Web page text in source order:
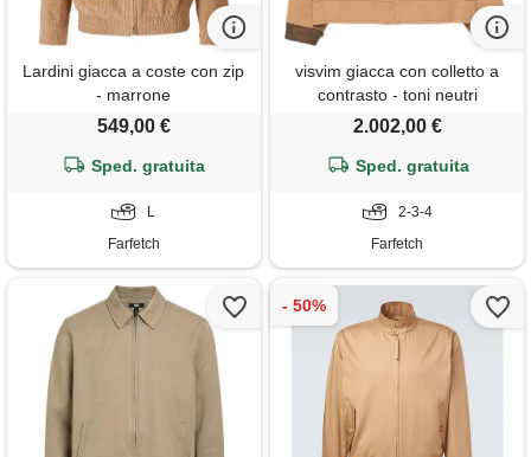
Lardini giacca a coste con zip
- marrone
549,00 €
Sped. gratuita
L
Farfetch
visvim giacca con colletto a
contrasto - toni neutri
2.002,00 €
Sped. gratuita
2-3-4
Farfetch